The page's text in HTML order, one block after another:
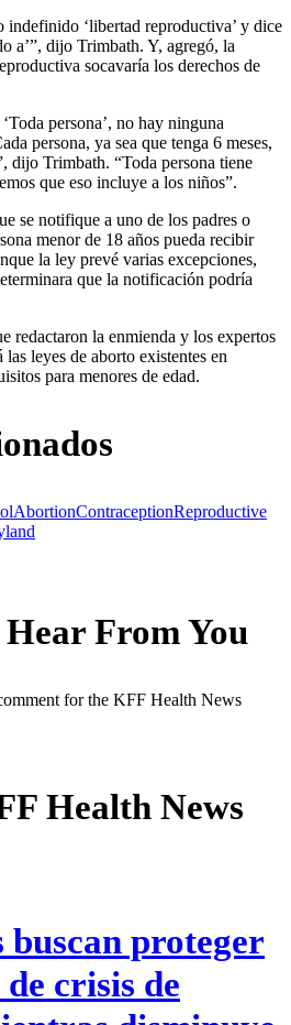
indefinido ‘libertad reproductiva’ y dice
a’”, dijo Trimbath. Y, agregó, la
socavaría los derechos de
persona’, no hay ninguna
persona, ya sea que tenga 6 meses,
dijo Trimbath. “Toda persona tiene
que eso incluye a los niños”.
se notifique a uno de los padres o
menor de 18 años pueda recibir
la ley prevé varias excepciones,
que la notificación podría
redactaron la enmienda y los expertos
leyes de aborto existentes en
para menores de edad.
AbortionContraceptionReproductive
From You
for the KFF Health News
Health News
buscan proteger
crisis de